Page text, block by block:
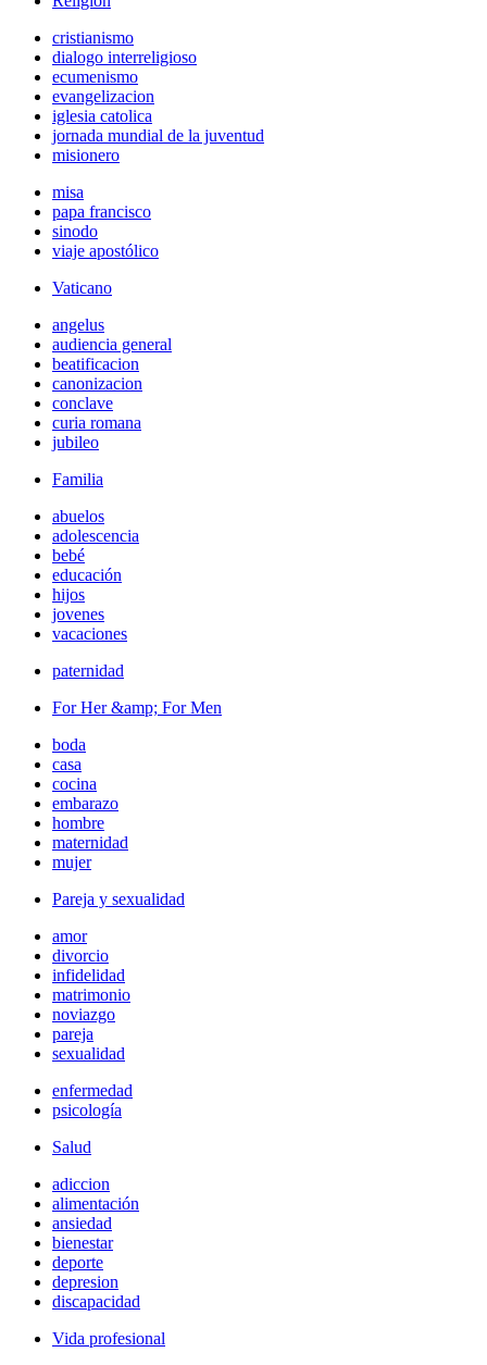
cristianismo
dialogo interreligioso
ecumenismo
evangelizacion
iglesia catolica
jornada mundial de la juventud
misionero
misa
papa francisco
sinodo
viaje apostólico
Vaticano
angelus
audiencia general
beatificacion
canonizacion
conclave
curia romana
jubileo
Familia
abuelos
adolescencia
bebé
educación
hijos
jovenes
vacaciones
paternidad
For Her &amp; For Men
boda
casa
cocina
embarazo
hombre
maternidad
mujer
Pareja y sexualidad
amor
divorcio
infidelidad
matrimonio
noviazgo
pareja
sexualidad
enfermedad
psicología
Salud
adiccion
alimentación
ansiedad
bienestar
deporte
depresion
discapacidad
Vida profesional